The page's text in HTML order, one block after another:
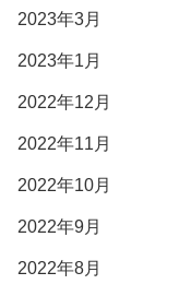
2023年3月
2023年1月
2022年12月
2022年11月
2022年10月
2022年9月
2022年8月